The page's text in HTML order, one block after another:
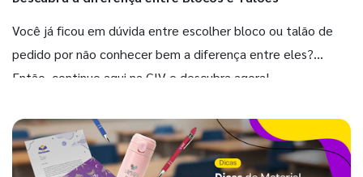
Você já ficou em dúvida entre escolher bloco ou talão de
pedido por não conhecer bem a diferença entre eles?
Então, continue aqui na GIV e descubra agora!